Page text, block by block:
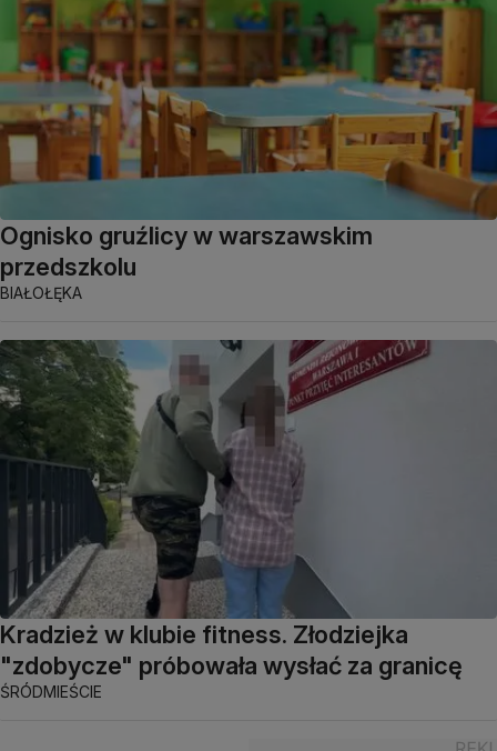
Ognisko gruźlicy w warszawskim
przedszkolu
BIAŁOŁĘKA
Kradzież w klubie fitness. Złodziejka
"zdobycze" próbowała wysłać za granicę
ŚRÓDMIEŚCIE